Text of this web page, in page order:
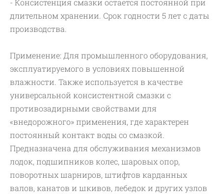
- Консистенция смазки остается постоянной при
длительном хранении. Срок годности 5 лет с даты
производства.
Применение: Для промышленного оборудования,
эксплуатируемого в условиях повышенной
влажности. Также используется в качестве
универсальной консистентной смазки с
противозадирными свойствами для
«внедорожного» применения, где характерен
постоянный контакт воды со смазкой.
Предназначена для обслуживания механизмов
лодок, подшипников колес, шаровых опор,
поворотных шарниров, штифтов карданных
валов, канатов и шкивов, лебедок и других узлов